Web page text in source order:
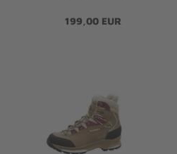
199,00 EUR